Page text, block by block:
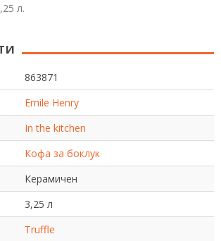
л.
863871
Emile Henry
In the kitchen
Кофа за боклук
Керамичен
3,25 л
Truffle